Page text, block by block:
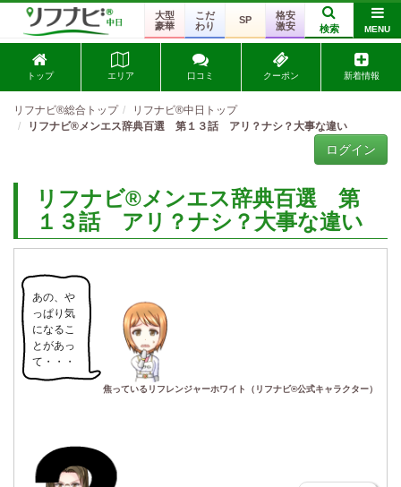
大型
豪華
こだ
わり
SP
格安
激安
検索 MENU
トップ エリア 口コミ クーポン 新着情報
リフナビ®総合トップ
リフナビ®中日トップ
リフナビ®メンエス辞典百選 第１３話 アリ？ナシ？大事な違い
ログイン
リフナビ®メンエス辞典百選 第
１３話 アリ？ナシ？大事な違い
あの、や
っぱり気
になるこ
とがあっ
て・・・
焦っているリフレンジャーホワイト（リフナビ®公式キャラクター）